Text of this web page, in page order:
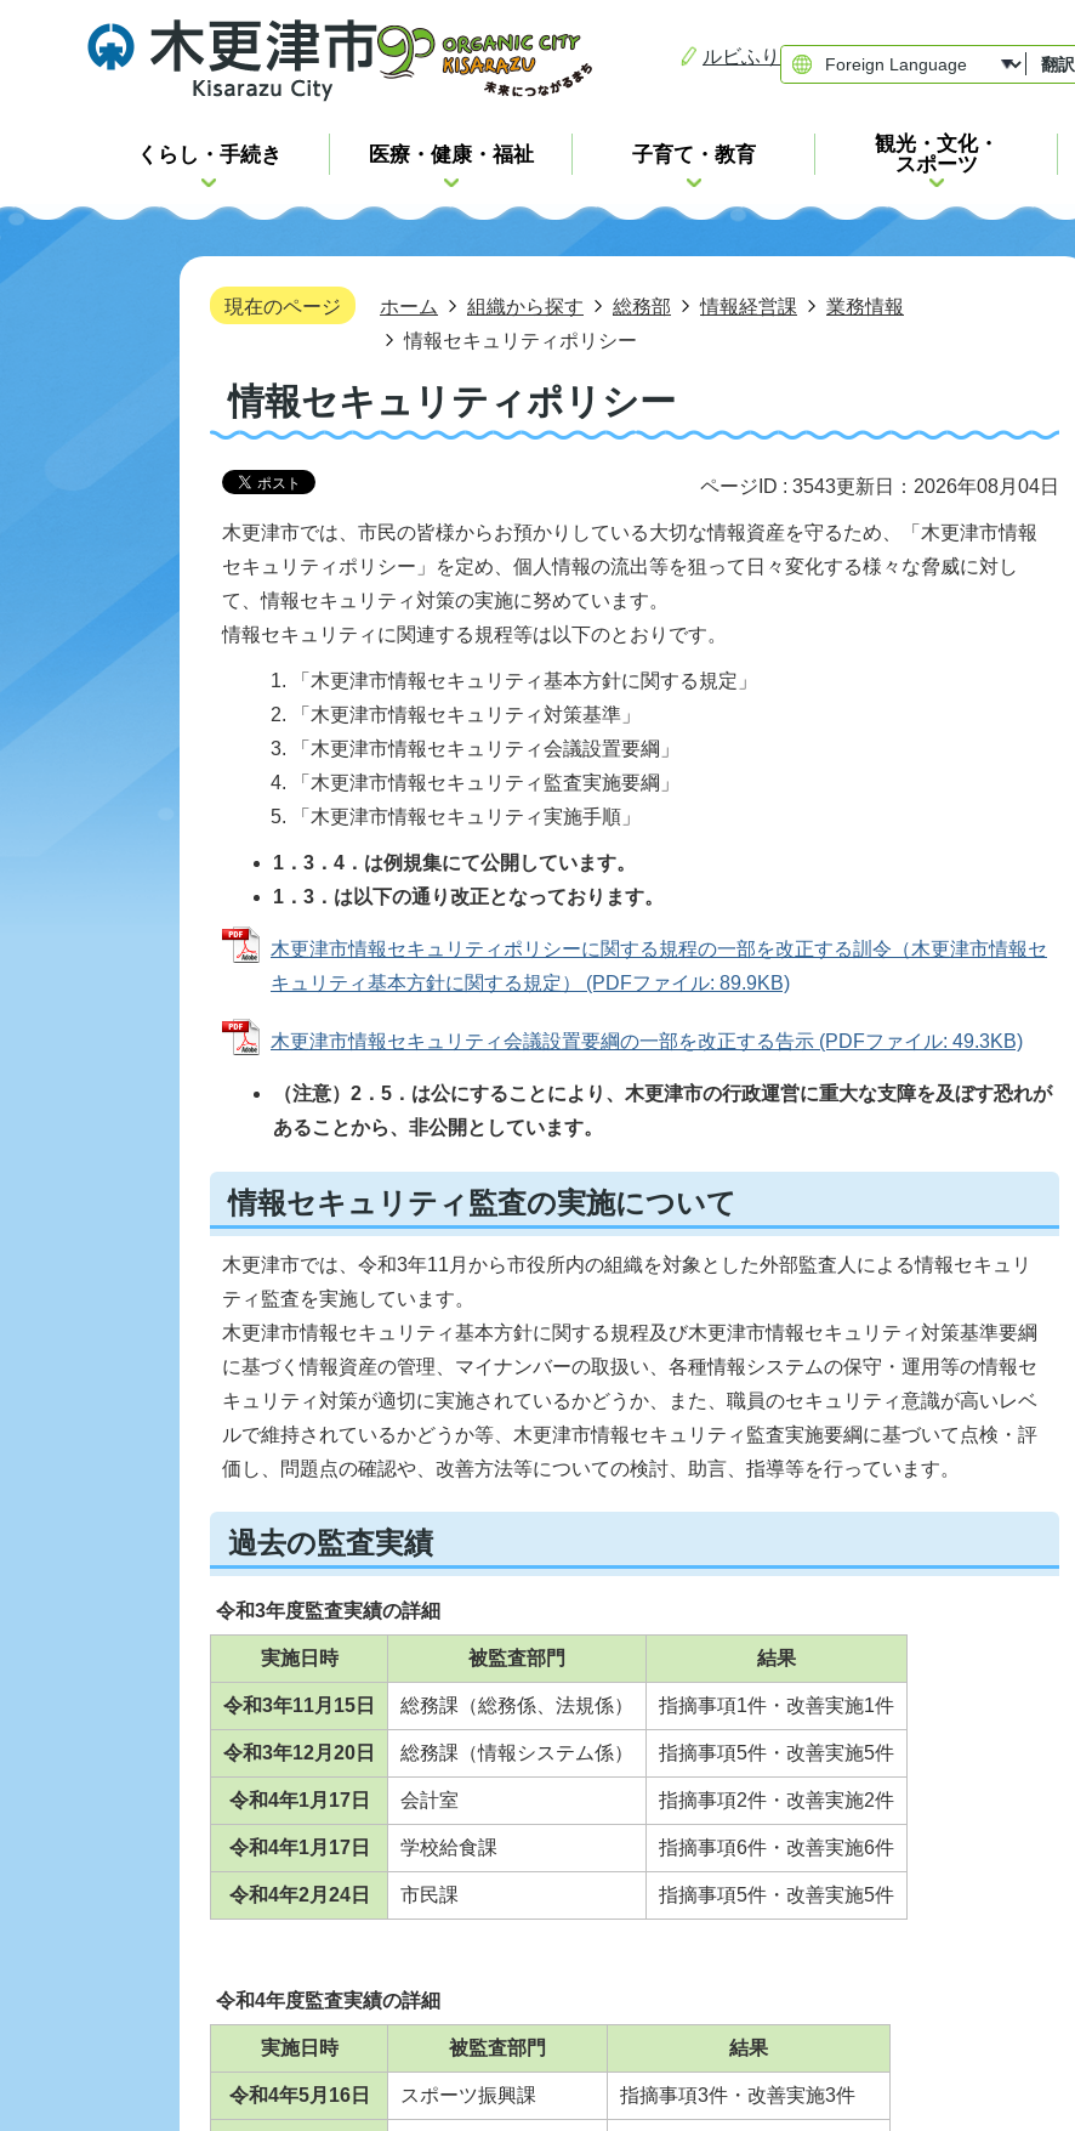
ルビふり 翻訳
くらし・手続き 医療・健康・福祉 子育て・教育
観光・文化・
スポーツ
現在のページ ホーム 組織から探す 総務部 情報経営課
業務情報
情報セキュリティポリシー
情報セキュリティポリシー
ページID : 3543更新日：2026年08月04日
木更津市では、市民の皆様からお預かりしている大切な情報資産を守るため、「木更津市情報
セキュリティポリシー」を定め、個人情報の流出等を狙って日々変化する様々な脅威に対し
て、情報セキュリティ対策の実施に努めています。
情報セキュリティに関連する規程等は以下のとおりです。
「木更津市情報セキュリティ基本方針に関する規定」
「木更津市情報セキュリティ対策基準」
「木更津市情報セキュリティ会議設置要綱」
「木更津市情報セキュリティ監査実施要綱」
「木更津市情報セキュリティ実施手順」
1．3．4．は例規集にて公開しています。
1．3．は以下の通り改正となっております。
木更津市情報セキュリティポリシーに関する規程の一部を改正する訓令（木更津市情報セ
キュリティ基本方針に関する規定） (PDFファイル: 89.9KB)
木更津市情報セキュリティ会議設置要綱の一部を改正する告示 (PDFファイル: 49.3KB)
（注意）2．5．は公にすることにより、木更津市の行政運営に重大な支障を及ぼす恐れが
あることから、非公開としています。
情報セキュリティ監査の実施について
木更津市では、令和3年11月から市役所内の組織を対象とした外部監査人による情報セキュリ
ティ監査を実施しています。
木更津市情報セキュリティ基本方針に関する規程及び木更津市情報セキュリティ対策基準要綱
に基づく情報資産の管理、マイナンバーの取扱い、各種情報システムの保守・運用等の情報セ
キュリティ対策が適切に実施されているかどうか、また、職員のセキュリティ意識が高いレベ
ルで維持されているかどうか等、木更津市情報セキュリティ監査実施要綱に基づいて点検・評
価し、問題点の確認や、改善方法等についての検討、助言、指導等を行っています。
過去の監査実績
令和3年度監査実績の詳細
実施日時 被監査部門 結果
令和3年11月15日 総務課（総務係、法規係） 指摘事項1件・改善実施1件
令和3年12月20日 総務課（情報システム係） 指摘事項5件・改善実施5件
令和4年1月17日 会計室 指摘事項2件・改善実施2件
令和4年1月17日 学校給食課 指摘事項6件・改善実施6件
令和4年2月24日 市民課 指摘事項5件・改善実施5件
令和4年度監査実績の詳細
実施日時 被監査部門 結果
令和4年5月16日 スポーツ振興課 指摘事項3件・改善実施3件